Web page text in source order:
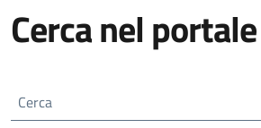
Cerca nel portale
Cerca